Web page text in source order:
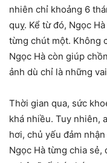
nhiên chỉ khoảng 6
quỵ. Kể từ đó, Ngọc
từng chút một. Không
Ngọc Hà còn giúp
ảnh dù chỉ là những
Thời gian qua, sức
khá nhiều. Tuy nhiên,
hơi, chủ yếu đảm
Ngọc Hà từng chia sẻ,